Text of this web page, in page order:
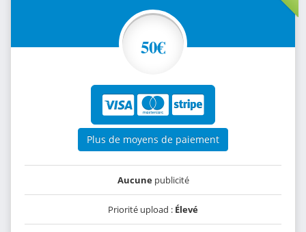
50€
Plus de moyens de paiement
Aucunepublicité
Priorité upload : Élevé